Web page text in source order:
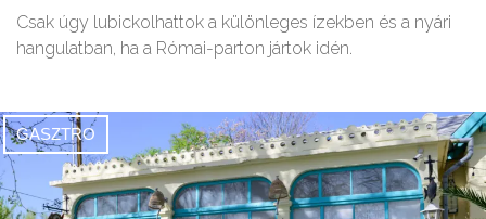
Csak úgy lubickolhattok a különleges ízekben és a nyári
hangulatban, ha a Római-parton jártok idén.
GASZTRO